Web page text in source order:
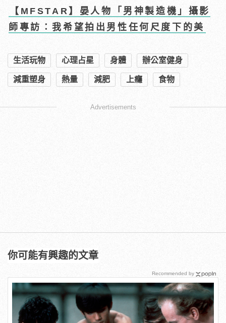
【MFSTAR】晏人物「男神製造機」攝影
師專訪：我希望拍出男性任何尺度下的美
生活玩物 心理占星 身體 辦公室健身
減重塑身 熱量 減肥 上癮 食物
Advertisements
你可能有興趣的文章
Recommended by